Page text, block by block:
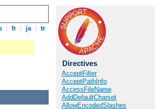
fr ja tr
Directives
AcceptFilter
AcceptPathInfo
AccessFileName
AddDefaultCharset
AllowEncodedSlashes